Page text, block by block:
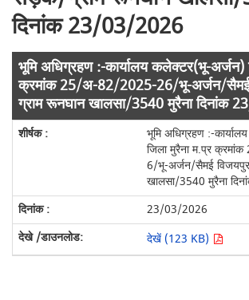
दिनांक 23/03/2026
भूमि अधिग्रहण :-कार्यालय कलेक्टर(भू-अर्जन)
क्रमांक 25/अ-82/2025-26/भू-अर्जन/
ग्राम रूनघान खालसा/3540 मुरैना दिनांक
भूमि अधिग्रहण :-
जिला मुरैना म.प्र
6/भू-अर्जन/सैमई
खालसा/3540 मुरैना
23/03/2026
देखें (123 KB)